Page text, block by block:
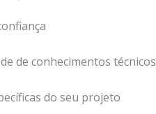
de conhecimentos técnicos
do seu projeto